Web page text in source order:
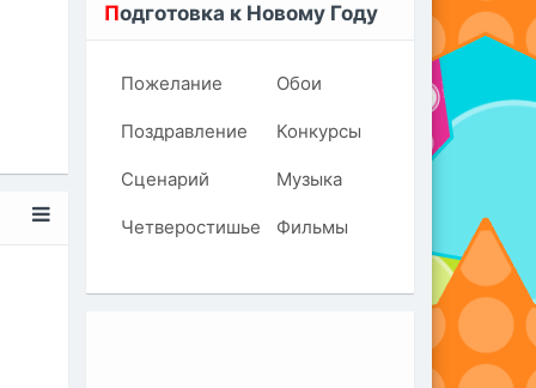
Подготовка к Новому Году
Пожелание
Поздравление
Сценарий
Четверостишье
Обои
Конкурсы
Музыка
Фильмы